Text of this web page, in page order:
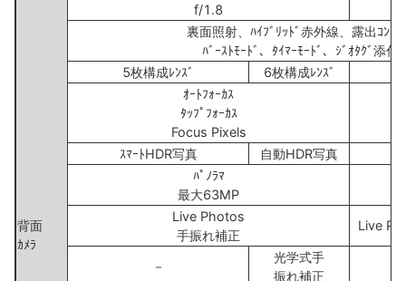
背面
ｶﾒﾗ
f/1.8
裏面照射、ﾊｲﾌﾞﾘｯﾄﾞ赤外線、露出ｺﾝﾄﾛ
ﾊﾞｰｽﾄﾓｰﾄﾞ、ﾀｲﾏｰﾓｰﾄﾞ、ｼﾞｵﾀｸﾞ添付
5枚構成ﾚﾝｽﾞ
6枚構成ﾚﾝｽﾞ
ｵｰﾄﾌｫｰｶｽ
ﾀｯﾌﾟﾌｫｰｶｽ
Focus Pixels
ｽﾏｰﾄHDR写真
自動HDR写真
ﾊﾟﾉﾗﾏ
最大63MP
Live Photos
手振れ補正
Live
－
光学式手
振れ補正